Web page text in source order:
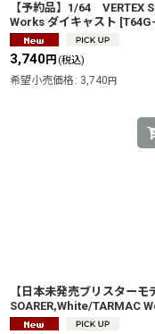
【予約品】1/64 VERTEX
Works ダイキャスト [
3,740円 (税込)
希望小売価格 : 3,740 円
【日本未発売ブリスター
SOARER,White/TARMAC